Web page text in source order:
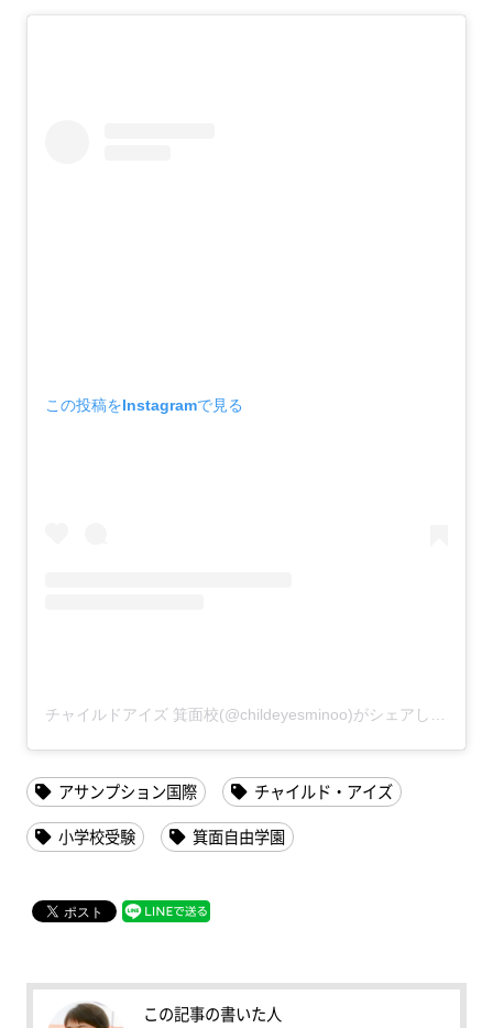
この投稿をInstagramで見る
アサンプション国際
チャイルド・アイズ
小学校受験
箕面自由学園
この記事の書いた人